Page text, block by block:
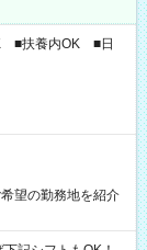
■扶養内OK ■日
望の勤務地を紹介